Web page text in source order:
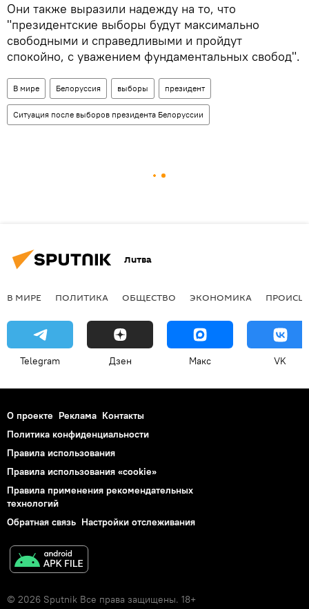
Они также выразили надежду на то, что
"президентские выборы будут максимально
свободными и справедливыми и пройдут
спокойно, с уважением фундаментальных свобод".
В мире Белоруссия выборы президент
Ситуация после выборов президента Белоруссии
Литва
В МИРЕ ПОЛИТИКА ОБЩЕСТВО ЭКОНОМИКА
Telegram Дзен Макс VK
О проекте Реклама Контакты
Политика конфиденциальности
Правила использования
Правила использования «cookie»
Правила применения рекомендательных
технологий
Обратная связь Настройки отслеживания
© 2026 Sputnik Все права защищены. 18+